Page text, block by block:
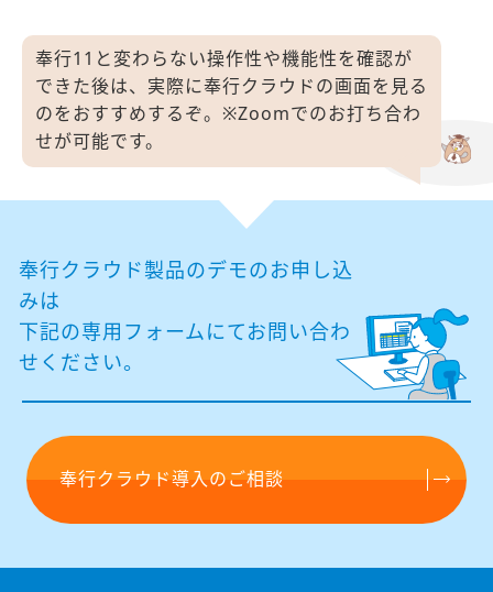
奉行11と変わらない操作性や機能性を確認が
できた後は、 実際に奉行クラウドの画面を見る
のをおすすめするぞ。 ※Zoomでのお打ち合わ
せが可能です。
奉行クラウド製品のデモのお申し込
みは
下記の専⽤フォームにてお問い合わ
せください。
奉行クラウド導入のご相談